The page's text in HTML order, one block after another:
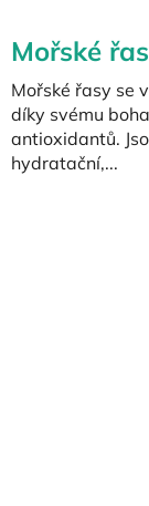
Mořské
Mořské řasy se
díky svému
antioxidantů.
hydratační,...